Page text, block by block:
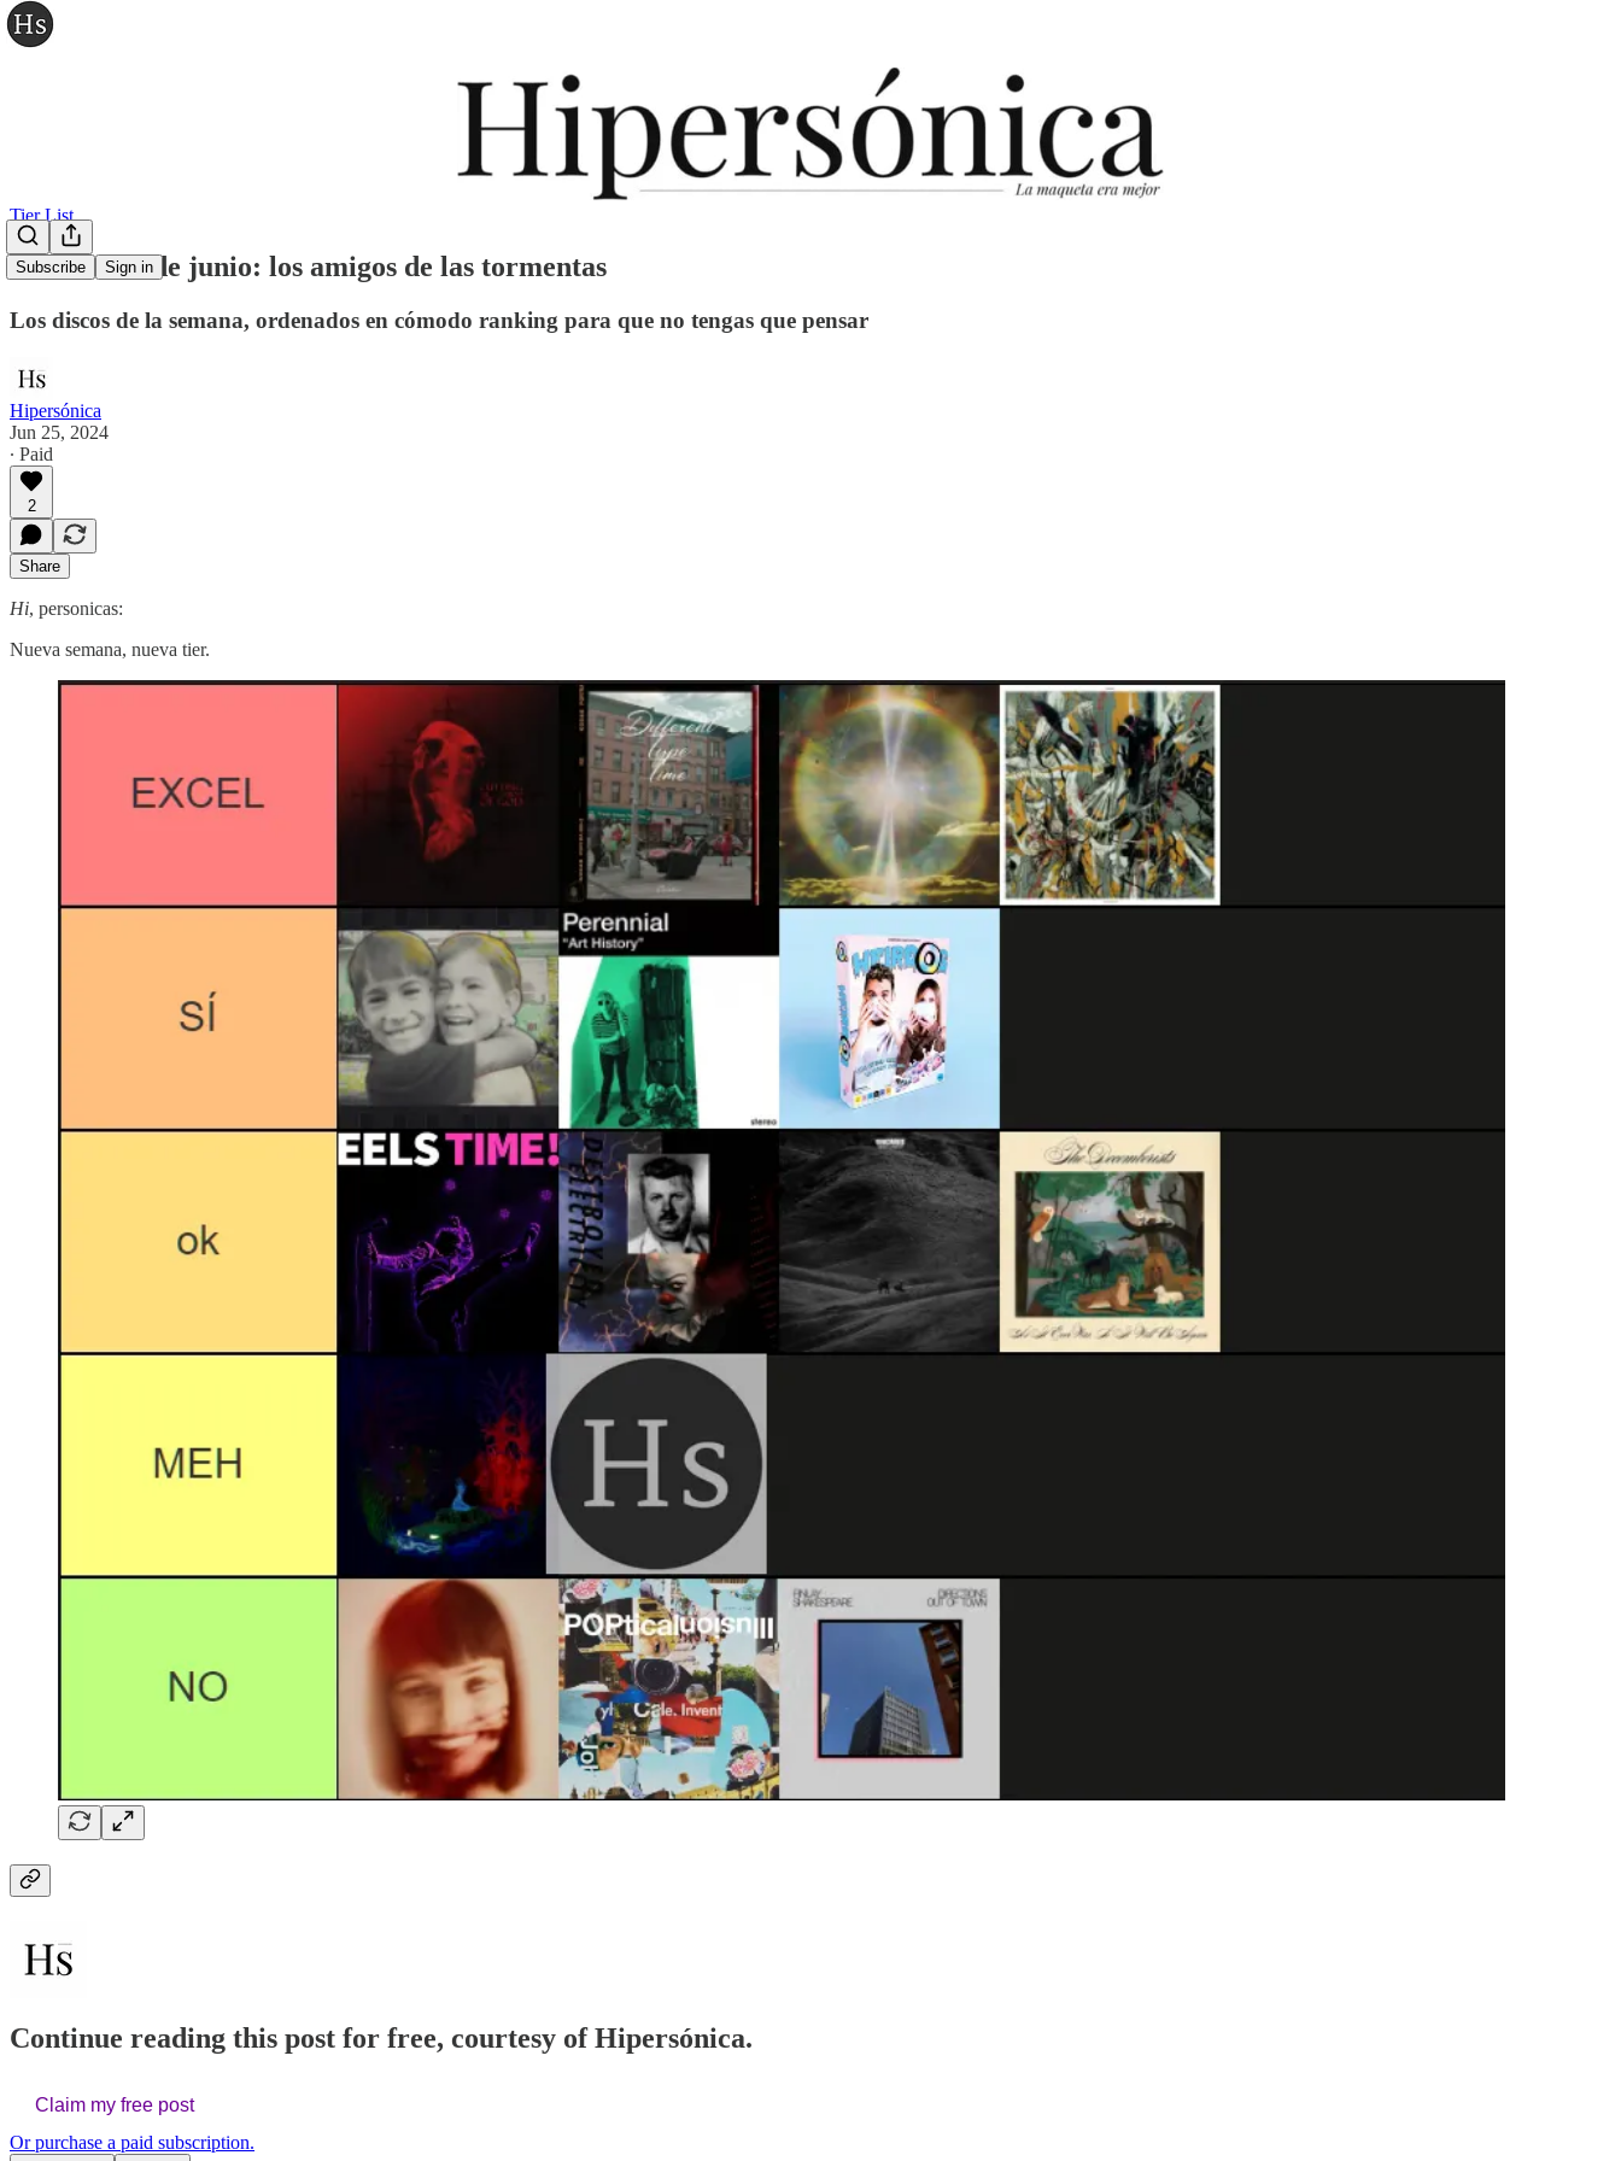
Subscribe Sign in
Tier List
Tier list 25 de junio: los amigos de las tormentas
Los discos de la semana, ordenados en cómodo ranking para que no tengas que pensar
Hipersónica
Jun 25, 2024
∙ Paid
2
Share
Hi, personicas:
Nueva semana, nueva tier.
Continue reading this post for free, courtesy of Hipersónica.
Claim my free post
Or purchase a paid subscription.